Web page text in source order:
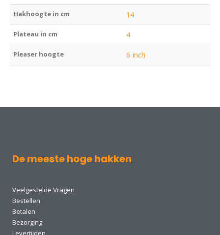
Hakhoogte in cm 14
Plateau in cm 4
Pleaser hoogte 6 inch
De meeste hoge hakken
Veelgestelde Vragen
Bestellen
Betalen
Bezorging
Levertijden